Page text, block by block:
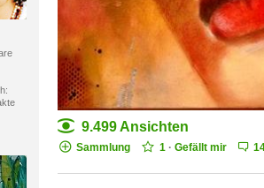
9.499 Ansichten
Sammlung 1 · Gefällt mir